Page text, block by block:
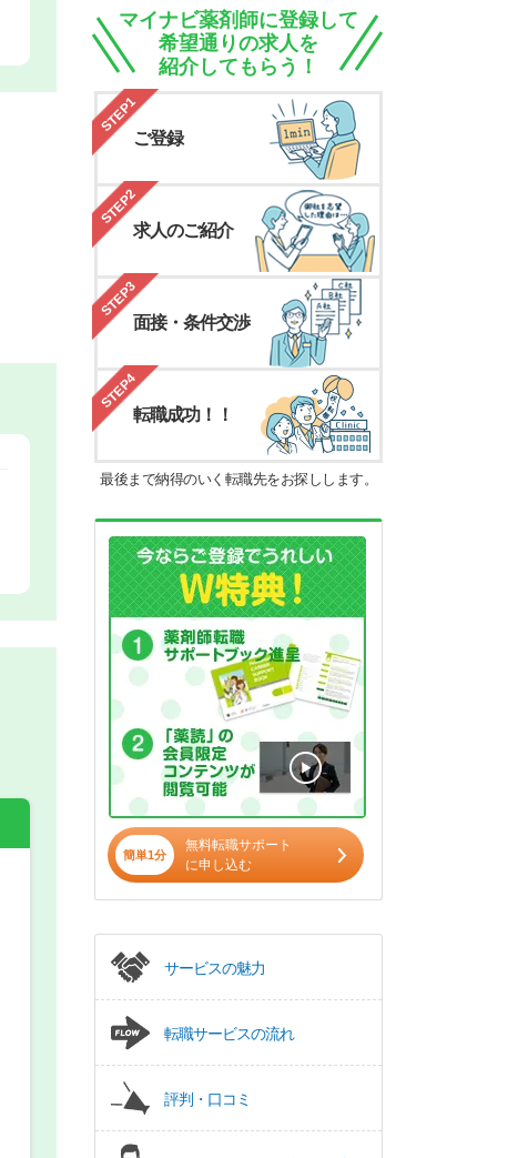
希望の働き方
マイナビ薬剤師に登録して
希望通りの求人を
紹介してもらう！
STEP1
ご登録
STEP2
求人のご紹介
STEP3
面接・条件交渉
STEP4
転職成功！！
最後まで納得のいく転職先をお探しします。
簡単1分
無料転職サポート
に申し込む
サービスの魅力
転職サービスの流れ
評判・口コミ